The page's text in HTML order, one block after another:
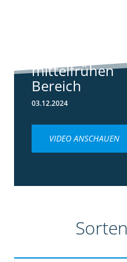
mittelfrühen
Bereich
03.12.2024
VIDEO ANSCHAUEN